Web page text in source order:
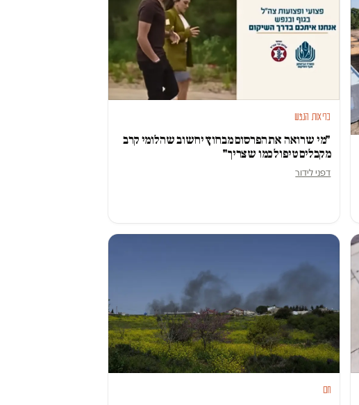
בריאות הנפש
"מי שרואה את הפרסום מבחוץ יחשוב שהלומי קרב
מקבלים טיפול כמו שצריך"
דפני לידור
חם